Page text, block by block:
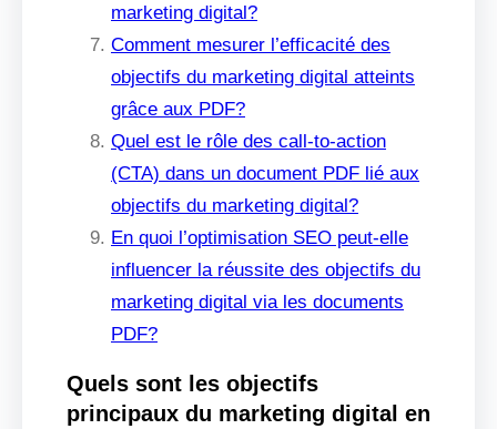
marketing digital?
Comment mesurer l’efficacité des
objectifs du marketing digital atteints
grâce aux PDF?
Quel est le rôle des call-to-action
(CTA) dans un document PDF lié aux
objectifs du marketing digital?
En quoi l’optimisation SEO peut-elle
influencer la réussite des objectifs du
marketing digital via les documents
PDF?
Quels sont les objectifs
principaux du marketing digital en